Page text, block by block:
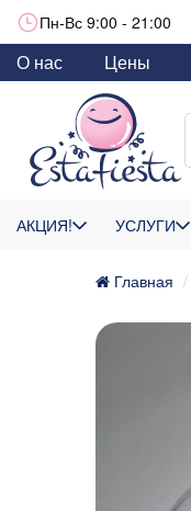
Пн-Вс 9:00 - 21:00
О нас Цены
АКЦИЯ! УСЛУГИ
Главная